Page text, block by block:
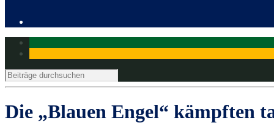
Die „Blauen Engel“ kämpften